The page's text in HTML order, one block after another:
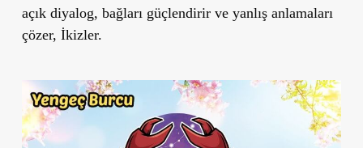
açık diyalog, bağları güçlendirir ve yanlış anlamaları
çözer, İkizler.